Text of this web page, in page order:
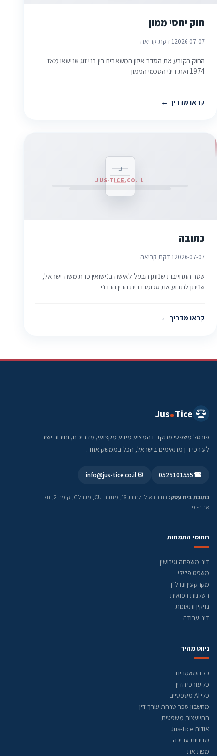
חוק יחסי ממון
2026-07-071 דקת קריאה
החוק הקובע את הסדר איזון המשאבים בין בני זוג שנישאו מאז
1974 ואת דיני הסכמי הממון
קראו מדריך
J
JUS-TICE.CO.IL
כתובה
2026-07-071 דקת קריאה
שטר התחייבות שנותן הבעל לאישה בנישואין כדת משה וישראל,
שניתן לתבוע את סכומו בבית הדין הרבני
קראו מדריך
Jus Tice
פורטל משפטי מתקדם המציע מידע מקצועי, מדריכים, וחיבור ישיר
לעורכי דין מתאימים בישראל, הכל בממשק אחד.
☎
0525101555
✉ info@jus-tice.co.il
כתובת בית עסק:
רחוב ראול ולנברג 18, מתחם CU, מגדל C, קומה 2, תל
אביב-יפו
תחומי התמחות
דיני משפחה וגירושין
משפט פלילי
מקרקעין ונדל"ן
רשלנות רפואית
נזיקין ותאונות
דיני עבודה
ניווט מהיר
כל המאמרים
כל עורכי הדין
כלי AI משפטיים
מחשבון שכר טרחת עורך דין
התייעצות משפטית
אודות Jus-Tice
מדיניות עריכה
מפת אתר